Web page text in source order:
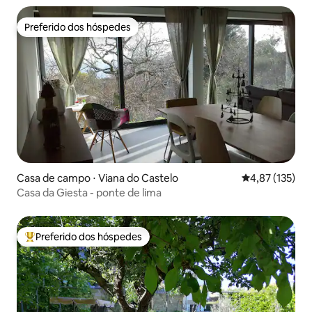
Preferido dos hóspedes
Preferido dos hóspedes
Casa de campo ⋅ Viana do Castelo 4,87 de uma
4,87 (135)
Casa da Giesta - ponte de lima
Entre os melhores preferidos dos hóspedes
Preferido dos hóspedes